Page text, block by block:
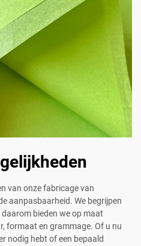
van onze fabricage van
aanpasbaarheid. We begrijpen
bieden we op maat
formaat en grammage. Of u nu
nodig hebt of een bepaald